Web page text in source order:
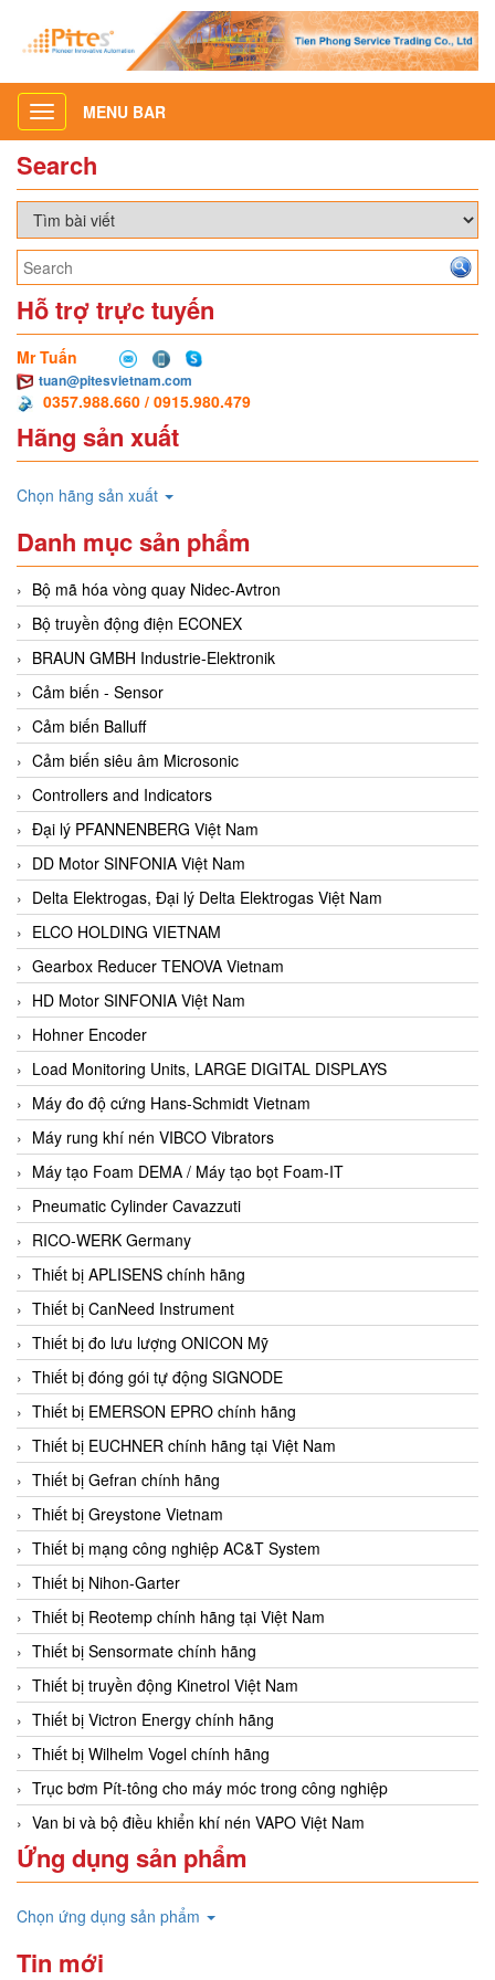
Toggle
navigation
MENU BAR
Search
Hỗ trợ trực tuyến
Mr Tuấn
tuan@pitesvietnam.com
0357.988.660 / 0915.980.479
Hãng sản xuất
Chọn hãng sản xuất
Danh mục sản phẩm
Bộ mã hóa vòng quay Nidec-Avtron
Bộ truyền động điện ECONEX
BRAUN GMBH Industrie-Elektronik
Cảm biến - Sensor
Cảm biến Balluff
Cảm biến siêu âm Microsonic
Controllers and Indicators
Đại lý PFANNENBERG Việt Nam
DD Motor SINFONIA Việt Nam
Delta Elektrogas, Đại lý Delta Elektrogas Việt Nam
ELCO HOLDING VIETNAM
Gearbox Reducer TENOVA Vietnam
HD Motor SINFONIA Việt Nam
Hohner Encoder
Load Monitoring Units, LARGE DIGITAL DISPLAYS
Máy đo độ cứng Hans-Schmidt Vietnam
Máy rung khí nén VIBCO Vibrators
Máy tạo Foam DEMA / Máy tạo bọt Foam-IT
Pneumatic Cylinder Cavazzuti
RICO-WERK Germany
Thiết bị APLISENS chính hãng
Thiết bị CanNeed Instrument
Thiết bị đo lưu lượng ONICON Mỹ
Thiết bị đóng gói tự động SIGNODE
Thiết bị EMERSON EPRO chính hãng
Thiết bị EUCHNER chính hãng tại Việt Nam
Thiết bị Gefran chính hãng
Thiết bị Greystone Vietnam
Thiết bị mạng công nghiệp AC&T System
Thiết bị Nihon-Garter
Thiết bị Reotemp chính hãng tại Việt Nam
Thiết bị Sensormate chính hãng
Thiết bị truyền động Kinetrol Việt Nam
Thiết bị Victron Energy chính hãng
Thiết bị Wilhelm Vogel chính hãng
Trục bơm Pít-tông cho máy móc trong công nghiệp
Van bi và bộ điều khiển khí nén VAPO Việt Nam
Ứng dụng sản phẩm
Chọn ứng dụng sản phẩm
Tin mới